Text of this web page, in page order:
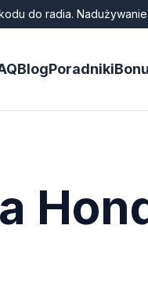
do radia.
BlogPoradniki